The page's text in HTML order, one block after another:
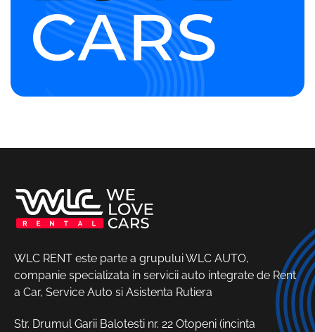
WLC RENT este parte a grupului WLC AUTO,
companie specializata in servicii auto integrate de Rent
a Car, Service Auto si Asistenta Rutiera
Str. Drumul Garii Balotesti nr. 22 Otopeni (incinta